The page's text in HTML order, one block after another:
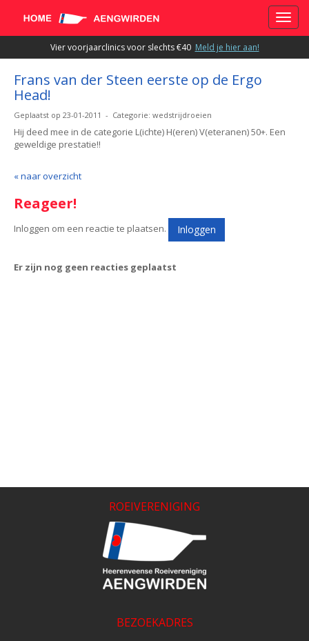
Vier voorjaarclinics voor slechts €40 Meld je hier aan!
Frans van der Steen eerste op de Ergo
Head!
Geplaatst op 23-01-2011 - Categorie: wedstrijdroeien
Hij deed mee in de categorie L(ichte) H(eren) V(eteranen) 50+. Een
geweldige prestatie!!
« naar overzicht
Reageer!
Inloggen om een reactie te plaatsen. Inloggen
Er zijn nog geen reacties geplaatst
ROEIVERENIGING
BEZOEKADRES